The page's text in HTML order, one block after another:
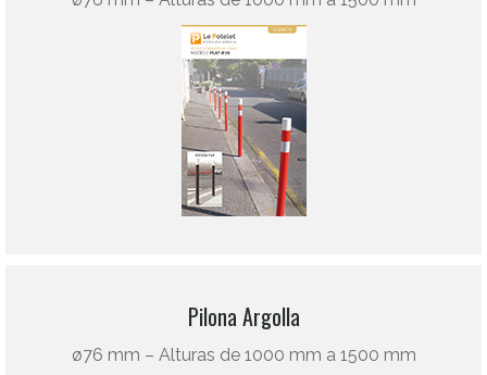
Pilona Argolla
ø76 mm – Alturas de 1000 mm a 1500 mm